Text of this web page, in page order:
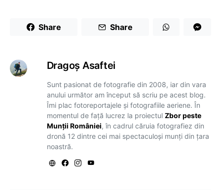
Share Share
Dragoş Asaftei
Sunt pasionat de fotografie din 2008, iar din vara
anului următor am început să scriu pe acest blog.
Îmi plac fotoreportajele și fotografiile aeriene. În
momentul de față lucrez la proiectul Zbor peste
Munții României, în cadrul căruia fotografiez din
dronă 12 dintre cei mai spectaculoși munți din țara
noastră.